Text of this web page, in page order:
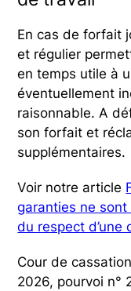
En cas de forfait
et régulier
en temps utile à
éventuellement
raisonnable. A
son forfait et
supplémentaires.
Voir notre article
garanties ne sont
du respect d’une
Cour de
2026, pourvoi n°